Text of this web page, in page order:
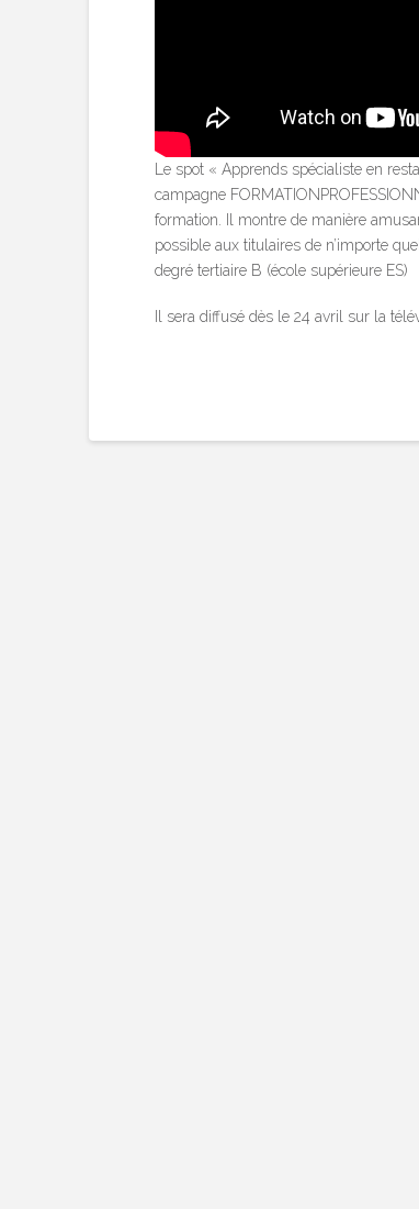
Le spot « Apprends spécialiste en
campagne
formation. Il montre de manière
possible aux titulaires de n’importe
degré tertiaire B (école supérieure ES)
Il sera diffusé dès le 24 avril sur la